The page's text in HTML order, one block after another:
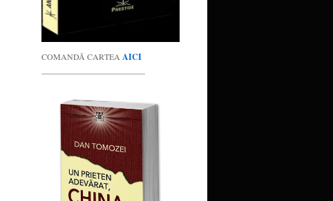
COMANDĂ CARTEA AICI